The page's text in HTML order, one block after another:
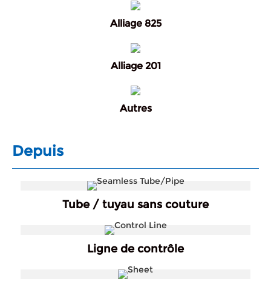
Alliage 825
Alliage 201
Autres
Depuis
Tube / tuyau sans couture
Ligne de contrôle